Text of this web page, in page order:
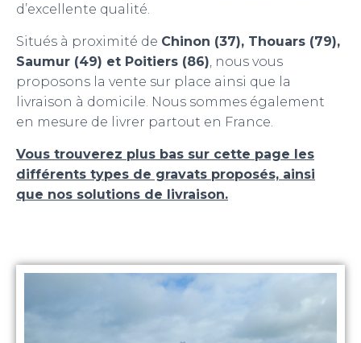
d’excellente qualité.
Situés à proximité de Chinon (37), Thouars (79),
Saumur (49) et Poitiers (86) , nous vous
proposons la vente sur place ainsi que la
livraison à domicile. Nous sommes également
en mesure de livrer partout en France.
Vous trouverez plus bas sur cette page les
différents types de gravats proposés, ainsi
que nos solutions de livraison.